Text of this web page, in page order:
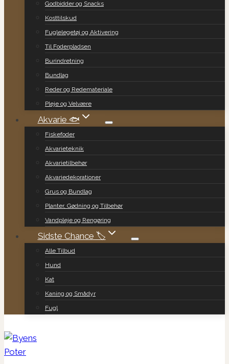
Godbidder og Snacks
Kosttilskud
Fuglelegetøj og Aktivering
Til Foderpladsen
Burindretning
Bundlag
Reder og Redemateriale
Pleje og Velvære
Akvarie 🐟
Fiskefoder
Akvarieteknik
Akvarietilbehør
Akvariedekorationer
Grus og Bundlag
Planter, Gødning og Tilbehør
Vandpleje og Rengøring
Sidste Chance 🏷️
Alle Tilbud
Hund
Kat
Kaning og Smådyr
Fugl